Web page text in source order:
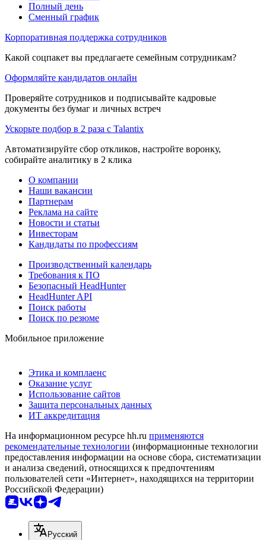
Полный день
Сменный график
Корпоративная поддержка сотрудников
Какой соцпакет вы предлагаете семейным сотрудникам?
Оформляйте кандидатов онлайн
Проверяйте сотрудников и подписывайте кадровые
документы без бумаг и личных встреч
Ускорьте подбор в 2 раза с Talantix
Автоматизируйте сбор откликов, настройте воронку,
собирайте аналитику в 2 клика
О компании
Наши вакансии
Партнерам
Реклама на сайте
Новости и статьи
Инвесторам
Кандидаты по профессиям
Производственный календарь
Требования к ПО
Безопасный HeadHunter
HeadHunter API
Поиск работы
Поиск по резюме
Мобильное приложение
Этика и комплаенс
Оказание услуг
Использование сайтов
Защита персональных данных
ИТ аккредитация
На информационном ресурсе hh.ru применяются
рекомендательные технологии (информационные технологии
предоставления информации на основе сбора, систематизации
и анализа сведений, относящихся к предпочтениям
пользователей сети «Интернет», находящихся на территории
Российской Федерации)
Русский